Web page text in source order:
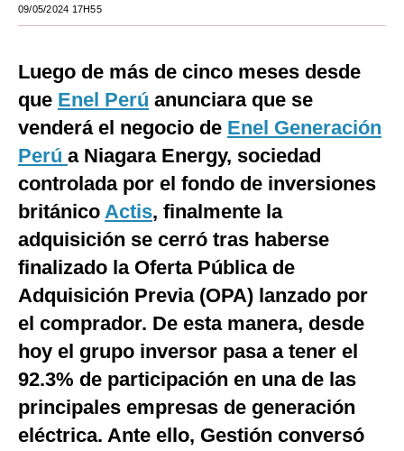
Internacional
Tecnología
Club del Suscriptor
Mix
G de Gestión
Notas Contratadas
Podcast
Gestión TV
Videos
Fotogalerías
09/05/2024 17H55
Luego de más de cinco meses desde
que Enel Perú anunciara que se
venderá el negocio de Enel Generación
Perú a Niagara Energy, sociedad
controlada por el fondo de inversiones
británico Actis, finalmente la
adquisición se cerró tras haberse
finalizado la Oferta Pública de
Adquisición Previa (OPA) lanzado por
el comprador. De esta manera, desde
hoy el grupo inversor pasa a tener el
92.3% de participación en una de las
principales empresas de generación
eléctrica. Ante ello, Gestión conversó